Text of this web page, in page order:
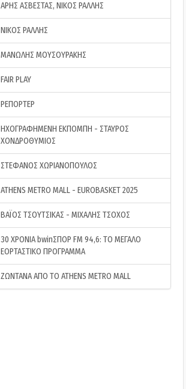
ΑΡΗΣ ΑΣΒΕΣΤΑΣ, ΝΙΚΟΣ ΡΑΛΛΗΣ
ΝΙΚΟΣ ΡΑΛΛΗΣ
ΜΑΝΩΛΗΣ ΜΟΥΣΟΥΡΑΚΗΣ
FAIR PLAY
ΡΕΠΟΡΤΕΡ
ΗΧΟΓΡΑΦΗΜΕΝΗ ΕΚΠΟΜΠΗ - ΣΤΑΥΡΟΣ
ΧΟΝΔΡΟΘΥΜΙΟΣ
ΣΤΕΦΑΝΟΣ ΧΩΡΙΑΝΟΠΟΥΛΟΣ
ATHENS METRO MALL - EUROBASKET 2025
ΒΑΪΟΣ ΤΣΟΥΤΣΙΚΑΣ - ΜΙΧΑΛΗΣ ΤΣΟΧΟΣ
30 ΧΡΟΝΙΑ bwinΣΠΟΡ FM 94,6: ΤΟ ΜΕΓΑΛΟ
ΕΟΡΤΑΣΤΙΚΟ ΠΡΟΓΡΑΜΜΑ
ΖΩΝΤΑΝΑ ΑΠΟ ΤΟ ATHENS METRO MALL